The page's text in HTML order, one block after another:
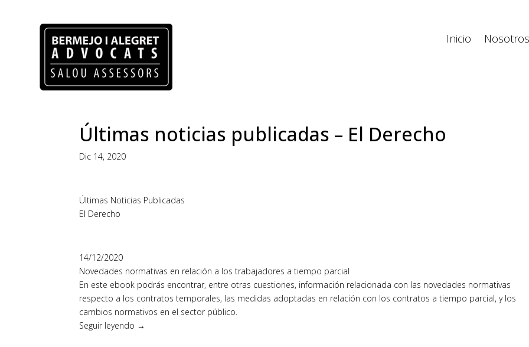
Inicio Nosotros
Últimas noticias publicadas – El Derecho
Dic 14, 2020
Últimas Noticias Publicadas
El Derecho
14/12/2020
Novedades normativas en relación a los trabajadores a tiempo parcial
En este ebook podrás encontrar, entre otras cuestiones, información relacionada con las novedades normativas
respecto a los contratos temporales, las medidas adoptadas en relación con los contratos a tiempo parcial, y los
cambios normativos en el sector público.
Seguir leyendo →